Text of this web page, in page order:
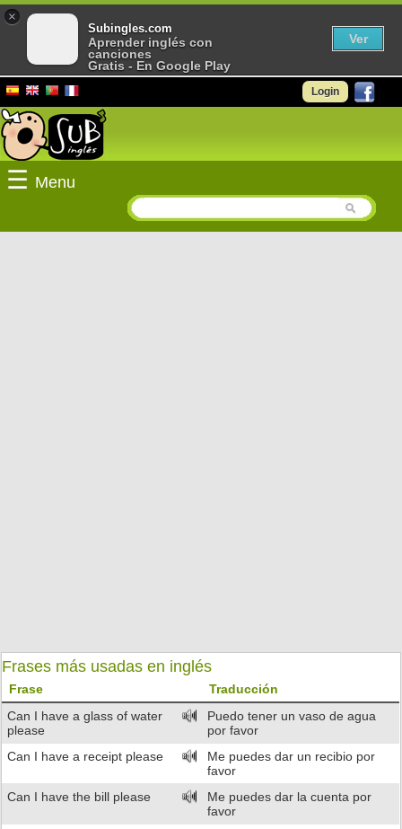
Login
☰ Menu
Frases más usadas en inglés
Frase
Traducción
Can I have a glass of water
please
Puedo tener un vaso de agua
por favor
Can I have a receipt please
Me puedes dar un recibio por
favor
Can I have the bill please
Me puedes dar la cuenta por
favor
×
Subingles.com
Aprender inglés con
canciones
Gratis - En Google Play
Ver